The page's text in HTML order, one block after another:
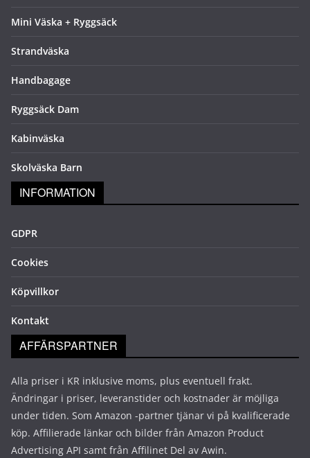
Mini Väska + Ryggsäck
Strandväska
Handbagage
Ryggsäck Dam
Kabinväska
Skolväska Barn
INFORMATION
GDPR
Cookies
Köpvillkor
Kontakt
AFFÄRSPARTNER
Alla priser i KR inklusive moms, plus eventuell frakt.
Ändringar i priser, leveranstider och kostnader är möjliga
under tiden. Som Amazon -partner tjänar vi på kvalificerade
köp. Affilierade länkar och bilder från Amazon Product
Advertising API samt från Affilinet Del av Awin.